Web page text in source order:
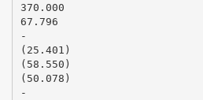
370.000
67.796
-
(25.401)
(58.550)
(50.078)
-